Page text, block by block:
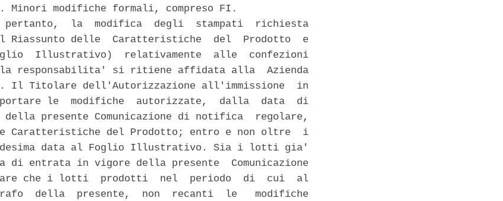
Minori modifiche formali, compreso FI.
pertanto,  la  modifica  degli  stampati  richiesta
Riassunto delle  Caratteristiche  del  Prodotto  e
Illustrativo)  relativamente  alle  confezioni
la responsabilita' si ritiene affidata alla  Azienda
Il Titolare dell'Autorizzazione all'immissione  in
le  modifiche  autorizzate,  dalla  data  di
presente Comunicazione di notifica  regolare,
Caratteristiche del Prodotto; entro e non oltre  i
data al Foglio Illustrativo. Sia i lotti gia'
entrata in vigore della presente  Comunicazione
che i lotti  prodotti  nel  periodo  di  cui  al
della  presente,  non  recanti  le   modifiche